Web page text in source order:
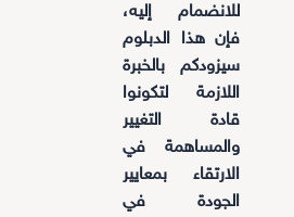
للانضمام إليه،
فإن هذا الدبلوم
سيزودكم بالخبرة
اللازمة لتكونوا
قادة التغيير
والمساهمة في
الارتقاء بمعايير
الجودة في